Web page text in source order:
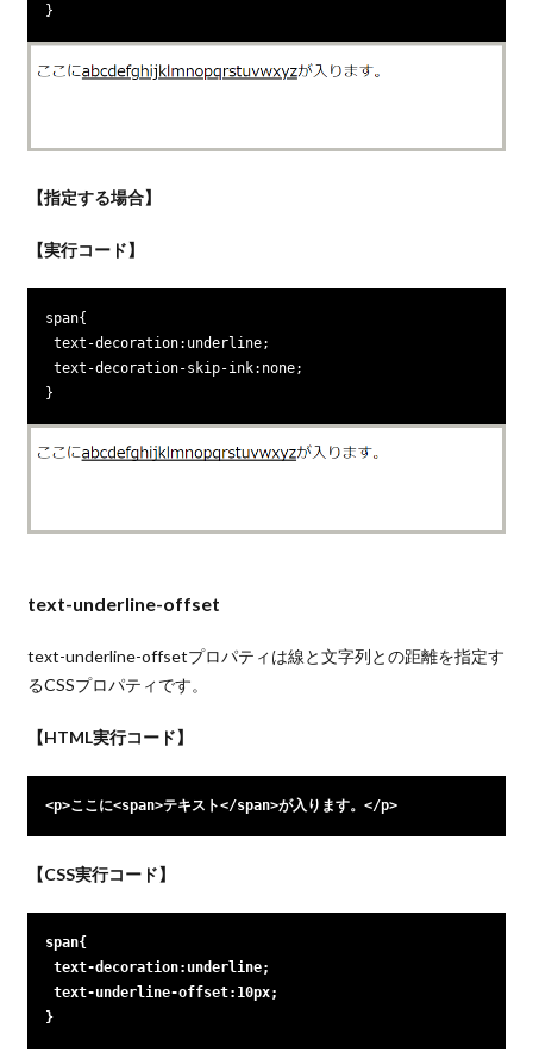
}
【指定する場合】
【実行コード】
span{
text-decoration:underline;
text-decoration-skip-ink:none;
}
text-underline-offset
text-underline-offsetプロパティは線と文字列との距離を指定す
るCSSプロパティです。
【HTML実行コード】
<p>ここに<span>テキスト</span>が入ります。</p>
【CSS実行コード】
span{
text-decoration:underline;
text-underline-offset:10px;
}